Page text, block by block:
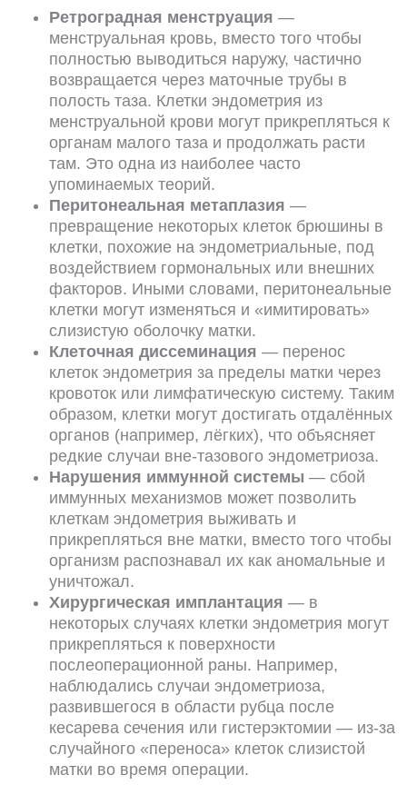
Ретроградная менструация —
менструальная кровь, вместо того чтобы
полностью выводиться наружу, частично
возвращается через маточные трубы в
полость таза. Клетки эндометрия из
менструальной крови могут прикрепляться к
органам малого таза и продолжать расти
там. Это одна из наиболее часто
упоминаемых теорий.
Перитонеальная метаплазия —
превращение некоторых клеток брюшины в
клетки, похожие на эндометриальные, под
воздействием гормональных или внешних
факторов. Иными словами, перитонеальные
клетки могут изменяться и «имитировать»
слизистую оболочку матки.
Клеточная диссеминация — перенос
клеток эндометрия за пределы матки через
кровоток или лимфатическую систему. Таким
образом, клетки могут достигать отдалённых
органов (например, лёгких), что объясняет
редкие случаи вне-тазового эндометриоза.
Нарушения иммунной системы — сбой
иммунных механизмов может позволить
клеткам эндометрия выживать и
прикрепляться вне матки, вместо того чтобы
организм распознавал их как аномальные и
уничтожал.
Хирургическая имплантация — в
некоторых случаях клетки эндометрия могут
прикрепляться к поверхности
послеоперационной раны. Например,
наблюдались случаи эндометриоза,
развившегося в области рубца после
кесарева сечения или гистерэктомии — из-за
случайного «переноса» клеток слизистой
матки во время операции.